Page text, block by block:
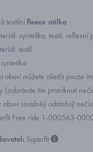
textilnífleece stélka
syntetika, textil, reflexní
textil
obuvi můžete ošetřit pouze
(zabráníte tím proniknutí
obuvi snadněji odstaňují
Free ride 1-000563-
Superfit